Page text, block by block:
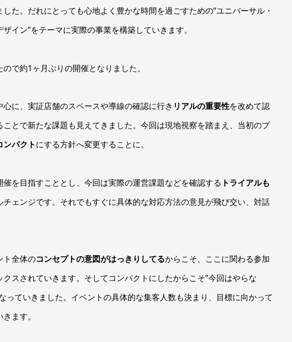
た。だれにとっても心地よく豊かな時間を過ごすための”ユニバーサル・
イン”をテーマに実際の事業を構築していきます。
で約1ヶ月ぶりの開催となりました。
に、実証店舗のスペースや導線の確認に行き リアルの重要性を改めて認
とで新たな課題も見えてきました。今回は現地視察を踏まえ、当初のプ
ンパクトにする方針へ変更することに。
を目指すこととし、今回は実際の運営課題などを確認する トライアルも
チェンジです。それでもすぐに具体的な対応方法の意見が飛び交い、対話
ト全体のコンセプトの意図がはっきりしてるからこそ、ここに関わる参加
スされていきます。そしてコンパクトにしたからこそ”今回はやらな
っていきました。イベントの具体的な集客人数も決まり、目標に向かって
ます。